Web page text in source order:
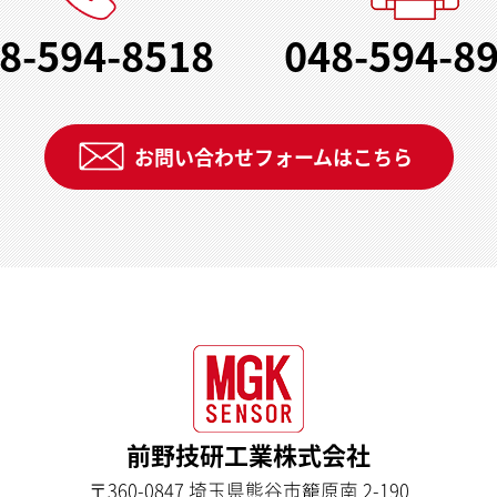
594-8518 048-594-
お問い合わせフォームはこちら
前野技研工業株式会社
〒360-0847 埼玉県熊谷市籠原南 2-190